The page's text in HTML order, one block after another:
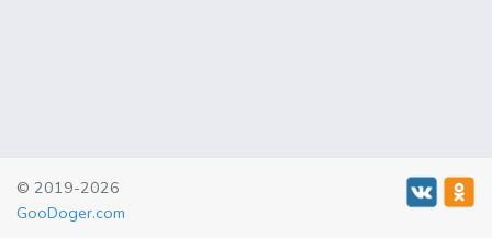
© 2019-2026
GooDoger.com